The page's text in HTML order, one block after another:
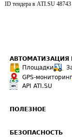
ID тендера в ATI.SU 48743
АВТОМАТИЗАЦИЯ
Площадки
GPS-мониторинг
API ATI.SU
ПОЛЕЗНОЕ
БЕЗОПАСНОСТЬ